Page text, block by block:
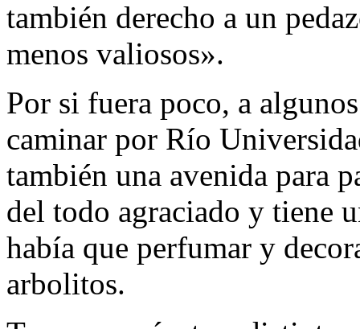
también derecho a un
menos valiosos».
Por si fuera poco, a
caminar por Río
también una avenida para
del todo agraciado y tiene
había que perfumar y
arbolitos.